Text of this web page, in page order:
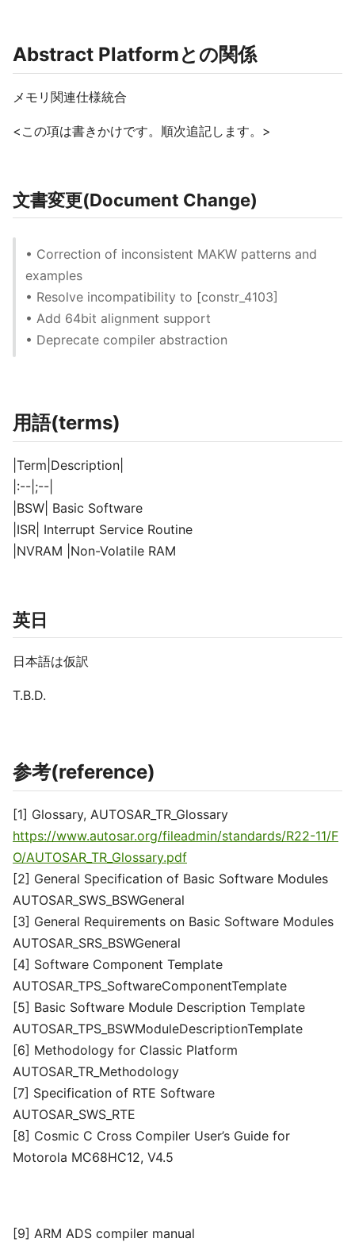
Abstract Platformとの関係
メモリ関連仕様統合
<この項は書きかけです。順次追記します。>
文書変更(Document Change)
• Correction of inconsistent MAKW patterns and
examples
• Resolve incompatibility to [constr_4103]
• Add 64bit alignment support
• Deprecate compiler abstraction
用語(terms)
|Term|Description|
|:--|;--|
|BSW| Basic Software
|ISR| Interrupt Service Routine
|NVRAM |Non-Volatile RAM
英日
日本語は仮訳
T.B.D.
参考(reference)
[1] Glossary, AUTOSAR_TR_Glossary
https://www.autosar.org/fileadmin/standards/R22-11/F
O/AUTOSAR_TR_Glossary.pdf
[2] General Specification of Basic Software Modules
AUTOSAR_SWS_BSWGeneral
[3] General Requirements on Basic Software Modules
AUTOSAR_SRS_BSWGeneral
[4] Software Component Template
AUTOSAR_TPS_SoftwareComponentTemplate
[5] Basic Software Module Description Template
AUTOSAR_TPS_BSWModuleDescriptionTemplate
[6] Methodology for Classic Platform
AUTOSAR_TR_Methodology
[7] Specification of RTE Software
AUTOSAR_SWS_RTE
[8] Cosmic C Cross Compiler User’s Guide for
Motorola MC68HC12, V4.5
[9] ARM ADS compiler manual